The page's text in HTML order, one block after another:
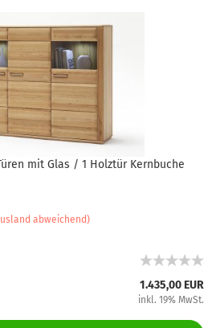
mit Glas / 1 Holztür Kernbuche
abweichend)
1.435,00 EUR
inkl. 19% MwSt.